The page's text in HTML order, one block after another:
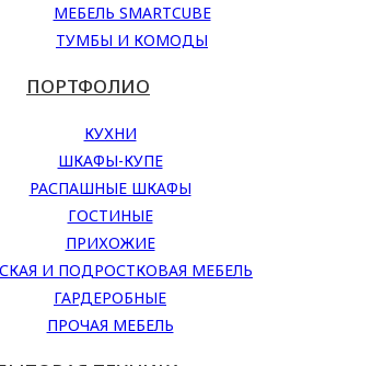
МЕБЕЛЬ SMARTCUBE
ТУМБЫ И КОМОДЫ
ПОРТФОЛИО
КУХНИ
ШКАФЫ-КУПЕ
РАСПАШНЫЕ ШКАФЫ
ГОСТИНЫЕ
ПРИХОЖИЕ
И ПОДРОСТКОВАЯ МЕБЕЛЬ
ГАРДЕРОБНЫЕ
ПРОЧАЯ МЕБЕЛЬ